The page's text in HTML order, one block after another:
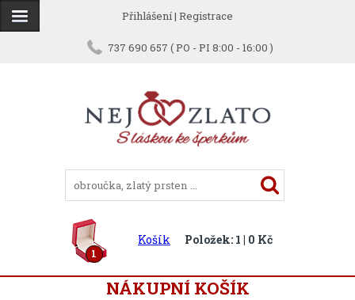
Přihlášení| Registrace
737 690 657 ( PO - PI 8:00 - 16:00 )
1
Košík Položek: 1 | 0 Kč
NÁKUPNÍ KOŠÍK